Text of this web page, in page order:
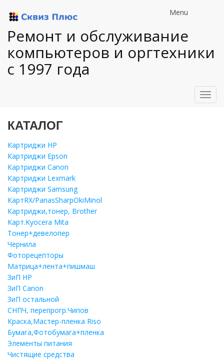
Ремонт и обслуживание
компьютеров и оргтехники
с 1997 года
Menu
КАТАЛОГ
Картриджи HP
Картриджи Epson
Картриджи Canon
Картриджи Lexmark
Картриджи Samsung
КартRX/PanasSharpOkiMinol
Картриджи,тонер, Brother
Карт.Kyocera Mita
Тонер+девелопер
Чернила
Фоторецепторы
Матрица+лента+пишмаш
ЗиП HP
ЗиП Саnon
ЗиП остальной
СНПЧ, перепрогр.Чипов
Краска,Мастер-пленка Riso
Бумага,Фотобумага+пленка
Элементы питания
Чистящие средства